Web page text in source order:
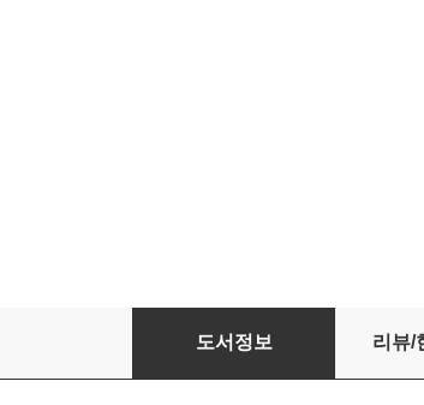
르몽드디플로마티크 Le Monde
도서정보 리뷰/